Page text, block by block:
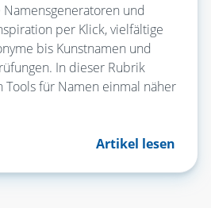
und
per Klick, vielfältige
bis Kunstnamen und
In dieser Rubrik
für Namen einmal näher
Artikel lesen